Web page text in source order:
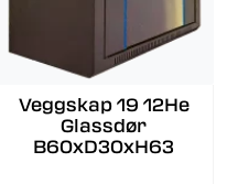
Veggskap 19 12He
Glassdør
B60xD30xH63